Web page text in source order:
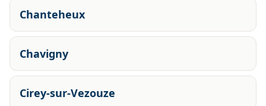
Chanteheux
Chavigny
Cirey-sur-Vezouze